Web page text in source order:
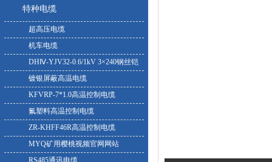
特种电缆
超高压电缆
机车电缆
DHⅣ-YJV32-0.6/1kV 3×240钢丝铠
装耐寒电缆
镀银屏蔽高温电缆
KFVRP-7*1.0高温控制电缆
氟塑料高温控制电缆
ZR-KHFF46R高温控制电缆
MYQ矿用樱桃视频官网网站
RS485通讯电缆